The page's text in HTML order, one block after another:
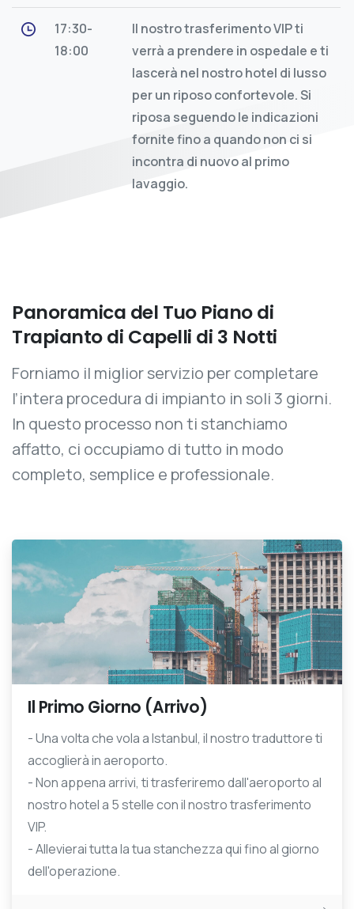
17:30-
18:00
Il nostro trasferimento VIP ti
verrà a prendere in ospedale e ti
lascerà nel nostro hotel di lusso
per un riposo confortevole. Si
riposa seguendo le indicazioni
fornite fino a quando non ci si
incontra di nuovo al primo
lavaggio.
Panoramica del Tuo Pianodi
Trapiantodi Capelli di 3 Notti
Forniamo il miglior servizio per completare
l’intera procedura di impianto in soli 3 giorni.
In questo processo non ti stanchiamo
affatto, ci occupiamo di tutto in modo
completo, semplice e professionale.
Il Primo Giorno (Arrivo)
- Una volta che vola a Istanbul, il nostro traduttore ti
accoglierà in aeroporto.
- Non appena arrivi, ti trasferiremo dall'aeroporto al
nostro hotel a 5 stelle con il nostro trasferimento
VIP.
- Allevierai tutta la tua stanchezza qui fino al giorno
dell'operazione.